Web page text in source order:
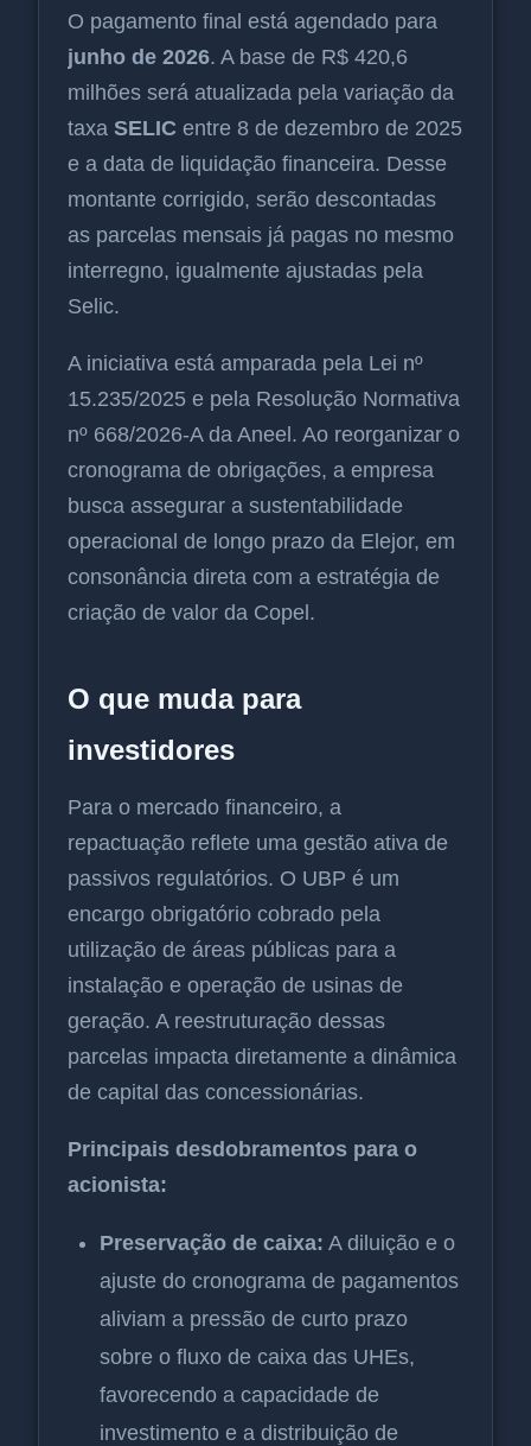
O pagamento final está agendado para
junho de 2026. A base de R$ 420,6
milhões será atualizada pela variação da
taxa SELIC entre 8 de dezembro de 2025
e a data de liquidação financeira. Desse
montante corrigido, serão descontadas
as parcelas mensais já pagas no mesmo
interregno, igualmente ajustadas pela
Selic.
A iniciativa está amparada pela Lei nº
15.235/2025 e pela Resolução Normativa
nº 668/2026-A da Aneel. Ao reorganizar o
cronograma de obrigações, a empresa
busca assegurar a sustentabilidade
operacional de longo prazo da Elejor, em
consonância direta com a estratégia de
criação de valor da Copel.
O que muda para
investidores
Para o mercado financeiro, a
repactuação reflete uma gestão ativa de
passivos regulatórios. O UBP é um
encargo obrigatório cobrado pela
utilização de áreas públicas para a
instalação e operação de usinas de
geração. A reestruturação dessas
parcelas impacta diretamente a dinâmica
de capital das concessionárias.
Principais desdobramentos para o
acionista:
Preservação de caixa: A diluição e o
ajuste do cronograma de pagamentos
aliviam a pressão de curto prazo
sobre o fluxo de caixa das UHEs,
favorecendo a capacidade de
investimento e a distribuição de